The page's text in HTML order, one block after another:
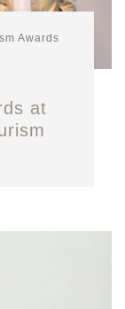
Awards
at